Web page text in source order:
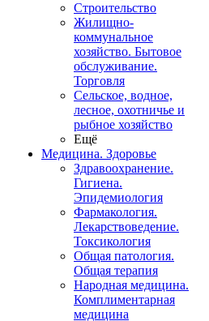
Строительство
Жилищно-
коммунальное
хозяйство. Бытовое
обслуживание.
Торговля
Сельское, водное,
лесное, охотничье и
рыбное хозяйство
Ещё
Медицина. Здоровье
Здравоохранение.
Гигиена.
Эпидемиология
Фармакология.
Лекарствоведение.
Токсикология
Общая патология.
Общая терапия
Народная медицина.
Комплиментарная
медицина